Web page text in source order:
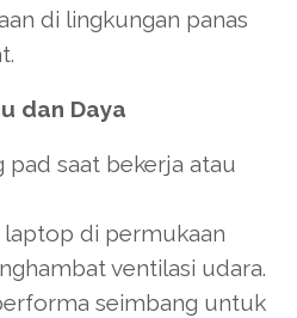
di lingkungan panas
dan Daya
pad saat bekerja atau
laptop di permukaan
ventilasi udara.
seimbang untuk